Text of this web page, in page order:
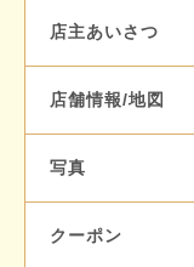
店主あいさつ
店舗情報/地図
写真
クーポン